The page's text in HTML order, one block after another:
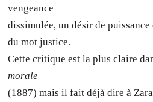
vengeance
dissimulée, un désir de puissance
du mot justice.
Cette critique est la plus claire
morale
(1887) mais il fait déjà dire à